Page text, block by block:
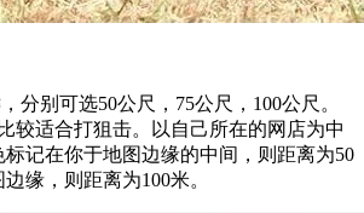
别可选50公尺，75公尺，100公尺。
较适合打狙击。以自己所在的网店为中
记在你于地图边缘的中间，则距离为50
缘，则距离为100米。